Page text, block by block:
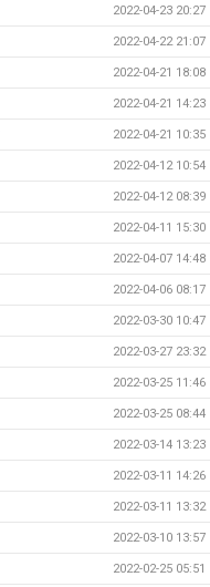
2022-04-23 20:27
2022-04-22 21:07
2022-04-21 18:08
2022-04-21 14:23
2022-04-21 10:35
2022-04-12 10:54
2022-04-12 08:39
2022-04-11 15:30
2022-04-07 14:48
2022-04-06 08:17
2022-03-30 10:47
2022-03-27 23:32
2022-03-25 11:46
2022-03-25 08:44
2022-03-14 13:23
2022-03-11 14:26
2022-03-11 13:32
2022-03-10 13:57
2022-02-25 05:51